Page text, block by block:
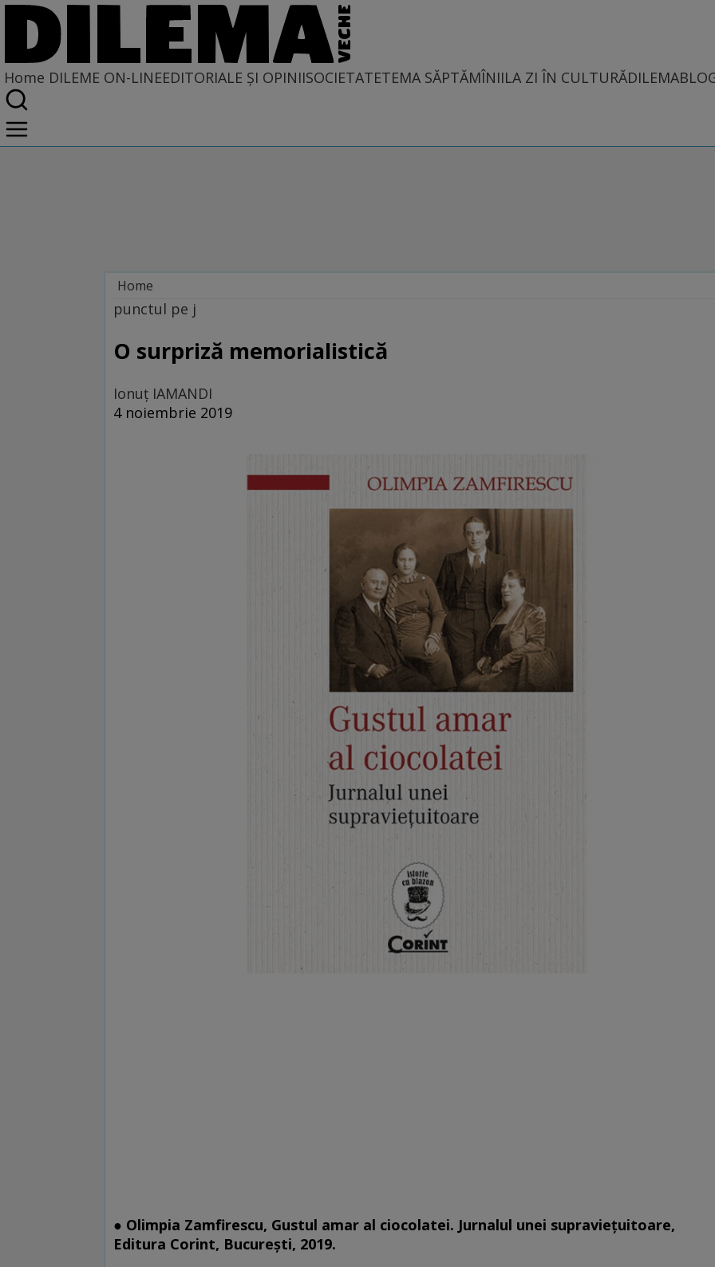
Home DILEME ON-LINEEDITORIALE ȘI OPINIISOCIETATETEMA SĂPTĂMÎNIILA ZI ÎN CULTURĂ
Home
Dileme on-line
punctul pe j
O surpriză memorialistică
Ionuţ IAMANDI
4 noiembrie 2019
● Olimpia Zamfirescu, Gustul amar al ciocolatei. Jurnalul unei supraviețuitoare,
Editura Corint, București, 2019.